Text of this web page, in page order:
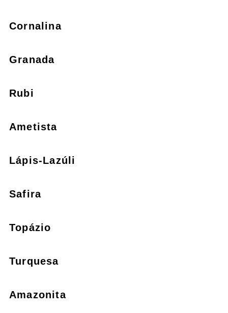
Cornalina
Granada
Rubi
Ametista
Lápis-Lazúli
Safira
Topázio
Turquesa
Amazonita